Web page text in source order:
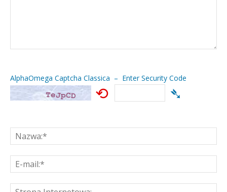
AlphaOmega Captcha Classica – Enter Security Code
⟲ ➴